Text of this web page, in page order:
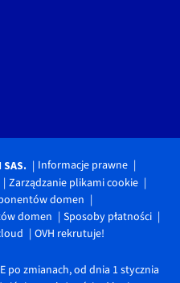
Informacje prawne
Zarządzanie plikami cookie
domen
domen
Sposoby płatności
OVH rekrutuje!
po zmianach, od dnia 1 stycznia